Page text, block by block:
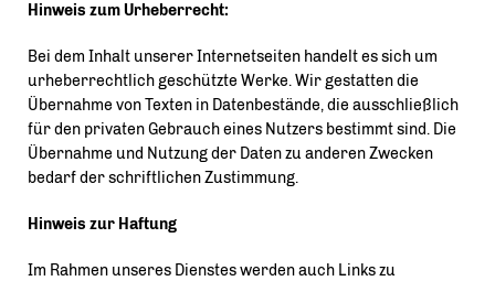
Hinweis zum Urheberrecht:
Bei dem Inhalt unserer Internetseiten handelt es sich um
urheberrechtlich geschützte Werke. Wir gestatten die
Übernahme von Texten in Datenbestände, die ausschließlich
für den privaten Gebrauch eines Nutzers bestimmt sind. Die
Übernahme und Nutzung der Daten zu anderen Zwecken
bedarf der schriftlichen Zustimmung.
Hinweis zur Haftung
Im Rahmen unseres Dienstes werden auch Links zu